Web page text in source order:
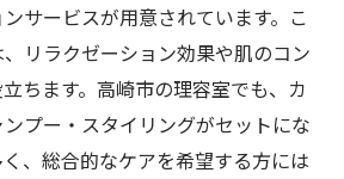
サービスが用意されています。こ
リラクゼーション効果や肌のコン
ちます。高崎市の理容室でも、カ
プー・スタイリングがセットにな
、総合的なケアを希望する方には